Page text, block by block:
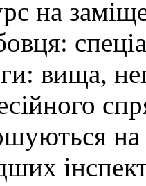
на
вища,
на